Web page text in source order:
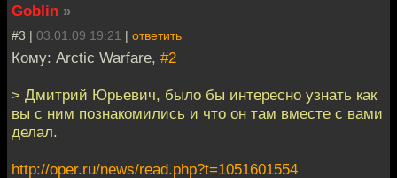
Goblin »
#3 | 03.01.09 19:21 | ответить
Кому: Arctic Warfare, #2
> Дмитрий Юрьевич, было бы интересно узнать как
вы с ним познакомились и что он там вместе с вами
делал.
http://oper.ru/news/read.php?t=1051601554